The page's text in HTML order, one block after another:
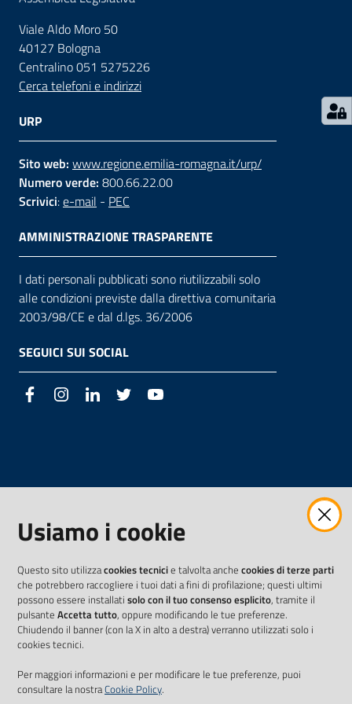
Contatti
su
Viale Aldo Moro 50
40127 Bologna
Centralino 051 5275226
Cerca telefoni e indirizzi
URP
Sito web: www.regione.emilia-romagna.it/urp/
Numero verde: 800.66.22.00
Scrivici:e-mail - PEC
AMMINISTRAZIONE TRASPARENTE
I dati personali pubblicati sono riutilizzabili solo
alle condizioni previste dalla direttiva comunitaria
2003/98/CE e dal d.lgs. 36/2006
SEGUICI SUI SOCIAL
FacebookInstagramLinkedIn Twitter
Usiamo i cookie
Questo sito utilizzacookies tecnicie talvolta anche cookies di terze parti
che potrebbero raccogliere i tuoi dati a fini di profilazione; questi ultimi
possono essere installati solo con il tuo consenso esplicito, tramite il
pulsante Accetta tutto, oppure modificando le tue preferenze.
Chiudendo il banner (con la X in alto a destra) verranno utilizzati solo i
cookies tecnici.
Per maggiori informazioni e per modificare le tue preferenze, puoi
consultare la nostraCookie Policy.